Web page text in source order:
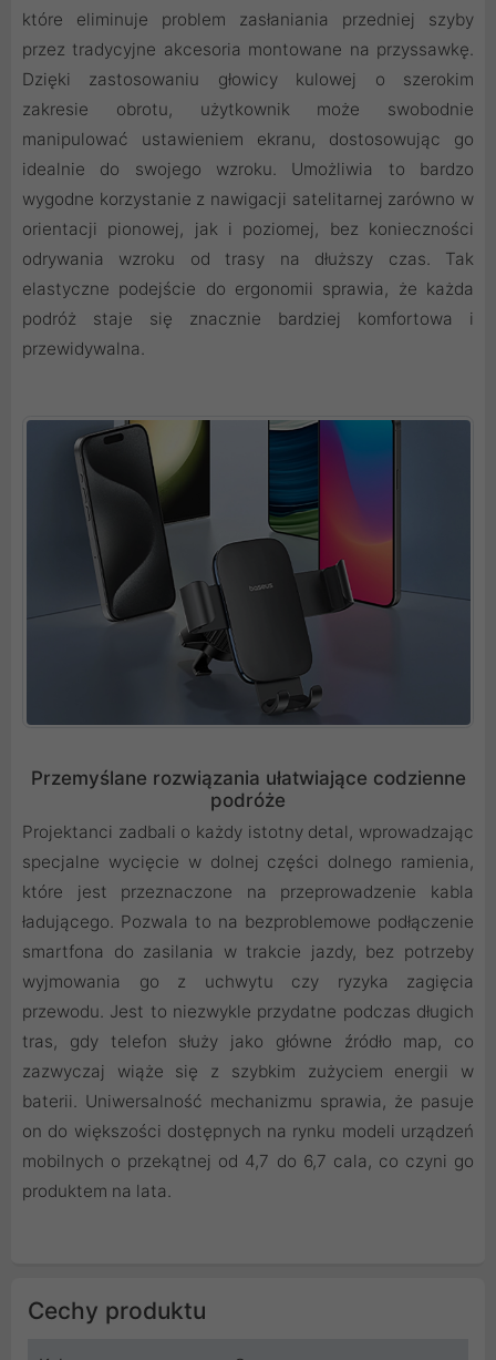
które eliminuje problem zasłaniania przedniej szyby
przez tradycyjne akcesoria montowane na przyssawkę.
Dzięki zastosowaniu głowicy kulowej o szerokim
zakresie obrotu, użytkownik może swobodnie
manipulować ustawieniem ekranu, dostosowując go
idealnie do swojego wzroku. Umożliwia to bardzo
wygodne korzystanie z nawigacji satelitarnej zarówno w
orientacji pionowej, jak i poziomej, bez konieczności
odrywania wzroku od trasy na dłuższy czas. Tak
elastyczne podejście do ergonomii sprawia, że każda
podróż staje się znacznie bardziej komfortowa i
przewidywalna.
Przemyślane rozwiązania ułatwiające codzienne
podróże
Projektanci zadbali o każdy istotny detal, wprowadzając
specjalne wycięcie w dolnej części dolnego ramienia,
które jest przeznaczone na przeprowadzenie kabla
ładującego. Pozwala to na bezproblemowe podłączenie
smartfona do zasilania w trakcie jazdy, bez potrzeby
wyjmowania go z uchwytu czy ryzyka zagięcia
przewodu. Jest to niezwykle przydatne podczas długich
tras, gdy telefon służy jako główne źródło map, co
zazwyczaj wiąże się z szybkim zużyciem energii w
baterii. Uniwersalność mechanizmu sprawia, że pasuje
on do większości dostępnych na rynku modeli urządzeń
mobilnych o przekątnej od 4,7 do 6,7 cala, co czyni go
produktem na lata.
Cechy produktu